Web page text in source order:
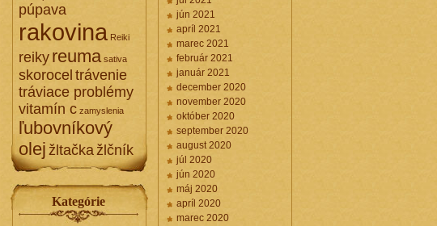
púpava
rakovina Reiki
reiky reuma sativa
skorocel trávenie
tráviace problémy
vitamín c zamyslenia
ľubovníkový
olej žltačkažlčník
Kategórie
jún 2021
apríl 2021
marec 2021
február 2021
január 2021
december 2020
november 2020
október 2020
september 2020
august 2020
júl 2020
jún 2020
máj 2020
apríl 2020
marec 2020